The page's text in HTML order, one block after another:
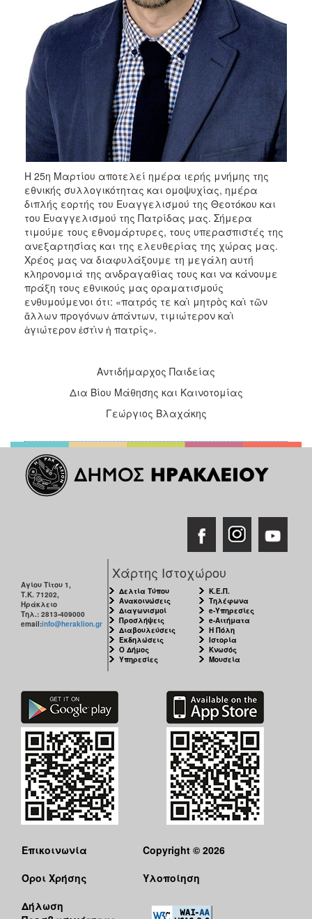
Η 25η Μαρτίου αποτελεί ημέρα ιερής μνήμης της
εθνικής συλλογικότητας και ομοψυχίας, ημέρα
διπλής εορτής του Ευαγγελισμού της Θεοτόκου και
του Ευαγγελισμού της Πατρίδας μας. Σήμερα
τιμούμε τους εθνομάρτυρες, τους υπερασπιστές της
ανεξαρτησίας και της ελευθερίας της χώρας μας.
Χρέος μας να διαφυλάξουμε τη μεγάλη αυτή
κληρονομιά της ανδραγαθίας τους και να κάνουμε
πράξη τους εθνικούς μας οραματισμούς
ενθυμούμενοι ότι: «πατρός τε καὶ μητρὸς καὶ τῶν
ἄλλων προγόνων ἁπάντων, τιμιώτερον καὶ
ἁγιώτερον ἐστὶν ἡ πατρίς».
Αντιδήμαρχος Παιδείας
Δια Βίου Μάθησης και Καινοτομίας
Γεώργιος Βλαχάκης
Αγίου Τίτου 1,
Τ.Κ. 71202,
Ηράκλειο
Τηλ.: 2813-409000
email:info@heraklion.gr
Χάρτης Ιστοχώρου
Δελτία Τύπου
Ανακοινώσεις
Διαγωνισμοί
Προσλήψεις
Διαβουλεύσεις
Εκδηλώσεις
Ο Δήμος
Υπηρεσίες
Κ.Ε.Π.
Τηλέφωνα
e-Υπηρεσίες
e-Αιτήματα
Η Πόλη
Ιστορία
Κνωσός
Μουσεία
Επικοινωνία
Όροι Χρήσης
Δήλωση
Copyright © 2026
Υλοποίηση